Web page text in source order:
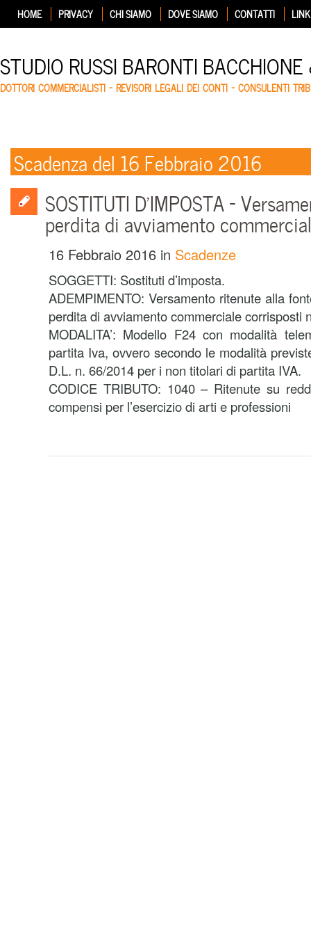
HOME PRIVACY CHI SIAMO DOVE SIAMO CONTATTI LINK
STUDIO RUSSI BARONTI
DOTTORI COMMERCIALISTI – REVISORI LEGALI DEI CONTI – CONSULENTI
Scadenza del 16 Febbraio 2016
SOSTITUTI D’IMPOSTA –
perdita di avviamento
16 Febbraio 2016 in Scadenze
SOGGETTI: Sostituti d’imposta.
ADEMPIMENTO: Versamento ritenute alla
perdita di avviamento commerciale corrisposti
MODALITA’: Modello F24 con modalità
partita Iva, ovvero secondo le modalità
D.L. n. 66/2014 per i non titolari di partita IVA.
CODICE TRIBUTO: 1040 – Ritenute su
compensi per l’esercizio di arti e professioni